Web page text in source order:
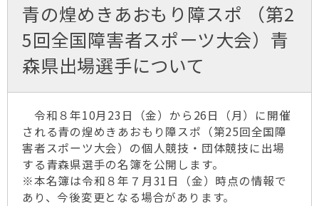
青の煌めきあおもり障スポ （第2
5回全国障害者スポーツ大会）青
森県出場選手について
令和８年10月23日（金）から26日（月）に開催
される青の煌めきあおもり障スポ（第25回全国障
害者スポーツ大会）の個人競技・団体競技に出場
する青森県選手の名簿を公開します。
※本名簿は令和８年７月31日（金）時点の情報で
あり、今後変更となる場合があります。